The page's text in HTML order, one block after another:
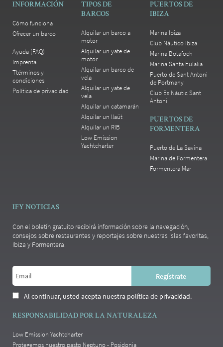
INFORMACIÓN
Cómo funciona
Ofrecer un barco
Ayuda (FAQ)
Imprenta
Ttérminos y
condiciones
Política de privacidad
TIPOS DE
BARCOS
Alquilar un barco a
motor
Alquilar un yate de
motor
Alquilar un barco de
vela
Alquilar un yate de
vela
Alquilar un catamarán
Alquilar un llaüt
Alquilar un RIB
Low Emission
Yachtcharter
PUERTOS DE
IBIZA
Marina Ibiza
Club Náutico Ibiza
Marina Botafoch
Marina Santa Eulalia
Puerto de Sant Antoni
de Portmany
Club Es Nàutic Sant
Antoni
PUERTOS DE
FORMENTERA
Puerto de La Savina
Marina de Formentera
Formentera Mar
IFY NOTICIAS
Con el boletín gratuito recibirá información sobre la navegación,
consejos sobre restaurantes y reportajes sobre nuestras islas favoritas,
Ibiza y Formentera.
Al continuar, usted acepta nuestra política de privacidad.
RESPONSABILIDAD POR LA NATURALEZA
Low Emission Yachtcharter
Protegemos nuestro pasto Neptuno - Posidonia